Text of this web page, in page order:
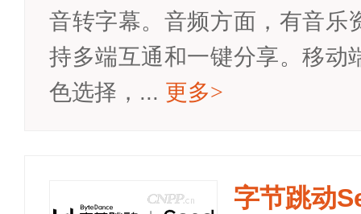
音转字幕。音频方面，有音乐
持多端互通和一键分享。移动
色选择，... 更多>
字节跳动